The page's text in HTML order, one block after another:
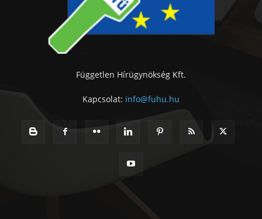
Független Hírügynökség Kft.
Kapcsolat: info@fuhu.hu